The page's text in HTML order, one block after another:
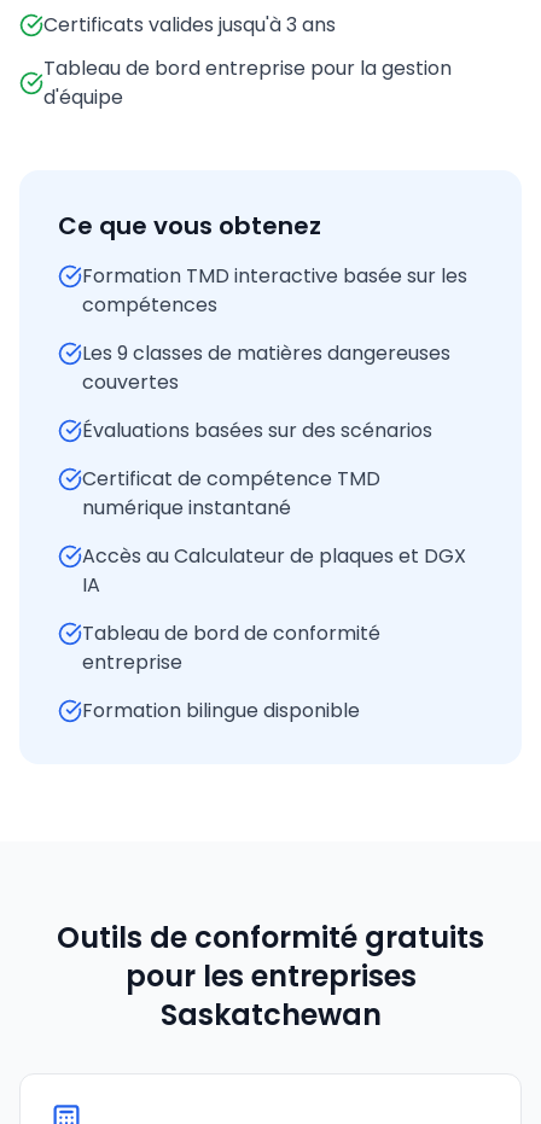
Certificats valides jusqu'à 3 ans
Tableau de bord entreprise pour la gestion
d'équipe
Ce que vous obtenez
Formation TMD interactive basée sur les
compétences
Les 9 classes de matières dangereuses
couvertes
Évaluations basées sur des scénarios
Certificat de compétence TMD
numérique instantané
Accès au Calculateur de plaques et DGX
IA
Tableau de bord de conformité
entreprise
Formation bilingue disponible
Outils de conformité gratuits
pour les entreprises
Saskatchewan